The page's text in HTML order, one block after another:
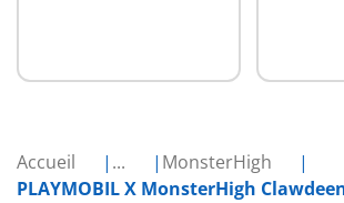
Accueil ...
MonsterHigh
PLAYMOBIL X MonsterHigh